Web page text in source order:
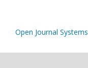
Open Journal Systems